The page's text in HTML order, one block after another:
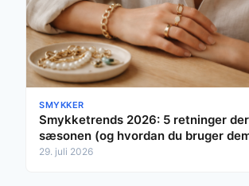
SMYKKER
Smykketrends 2026: 5 retninger
sæsonen (og hvordan du bruger
29. juli 2026